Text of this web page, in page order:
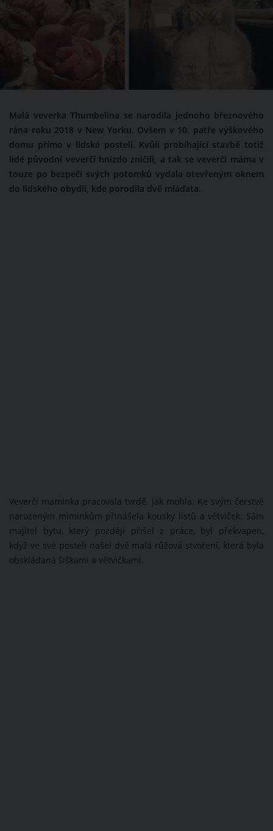
Malá veverka Thumbelina se narodila jednoho březnového
rána roku 2018 v New Yorku. Ovšem v 10. patře výškového
domu přímo v lidské posteli. Kvůli probíhající stavbě totiž
lidé původní veverčí hnízdo zničili, a tak se veverčí máma v
touze po bezpečí svých potomků vydala otevřeným oknem
do lidského obydlí, kde porodila dvě mláďata.
Veverčí maminka pracovala tvrdě, jak mohla. Ke svým čerstvě
narozeným miminkům přinášela kousky listů a větviček. Sám
majitel bytu, který později přišel z práce, byl překvapen,
když ve své posteli našel dvě malá růžová stvoření, která byla
obskládaná šiškami a větvičkami.